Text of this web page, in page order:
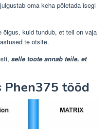
oma keha põletada isegi
kuid tundub, et teil on vaja
te otsite.
selle toote annab teile, et
Phen375 tööd